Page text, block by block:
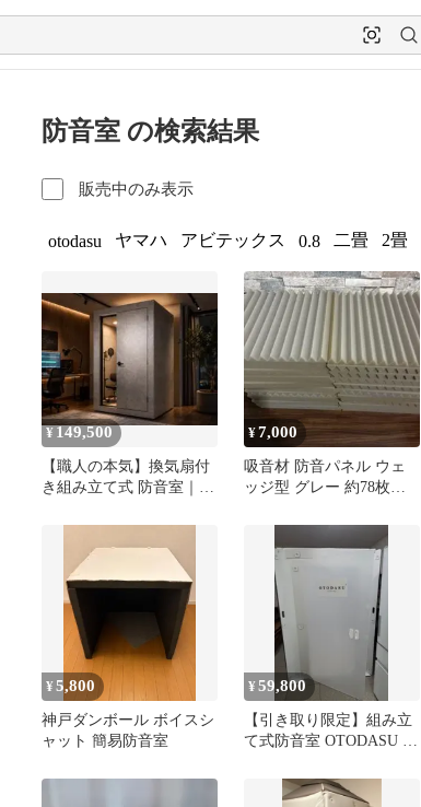
防音室 の検索結果
販売中のみ表示
otodasu ヤマハ アビテックス 0.8 二畳 2畳
¥ 149,500
【職人の本気】換気扇付
き組み立て式 防音室｜
能！
¥7,000
吸音材 防音パネル ウェ
ッジ型 グレー 約78枚セ
¥5,800
神戸ダンボール ボイスシ
ャット 簡易防音室
¥59,800
【引き取り限定】組み立
て式防音室 OTODASU II
を手渡し